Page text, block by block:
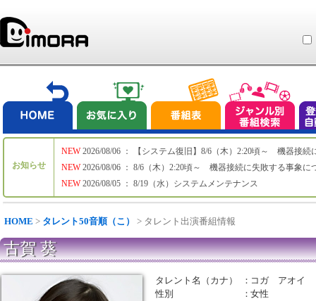
お知らせ
NEW
NEW
NEW
2026/08/06 ： 【システム復旧】8/6（木）2:20頃～ 機器接続
2026/08/06 ： 8/6（木）2:20頃～ 機器接続に失敗する事象に
2026/08/05 ： 8/19（水）システムメンテナンス
HOME > タレント50音順（こ） > タレント出演番組情報
古賀 葵
タレント名（カナ） ： コガ アオイ
性別
：女性